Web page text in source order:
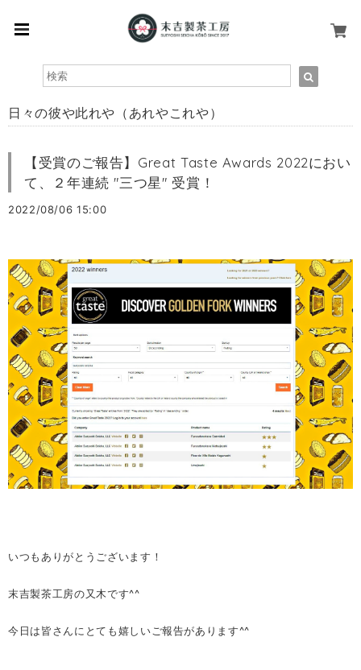
日々の彼や此れや（あれやこれや）
【受賞のご報告】Great Taste Awards 2022におい
て、２年連続 "三つ星" 受賞！
2022/08/06 15:00
いつもありがとうございます！
末吉製茶工房の又木です^^
今日は皆さんにとても嬉しいご報告があります^^